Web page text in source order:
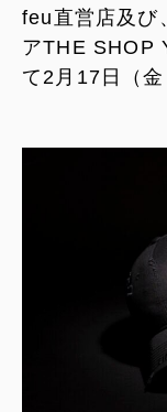
feu直営店及び
アTHE SHOP
て2月17日（金